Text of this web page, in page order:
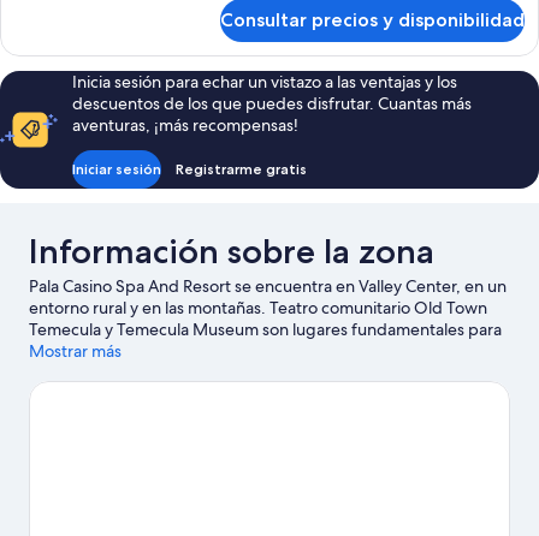
cama
de
matrimonio
grande
Grand,
cama
de
matrimonio
Consultar precios y disponibilidad
Inicia sesión para echar un vistazo a las ventajas y los
descuentos de los que puedes disfrutar. Cuantas más
aventuras, ¡más recompensas!
Iniciar sesión Registrarme gratis
Información sobre la zona
Pala Casino Spa And Resort se encuentra en Valley Center, en un
entorno rural y en las montañas. Teatro comunitario Old Town
Temecula y Temecula Museum son lugares fundamentales para
los aficionados a la cultura en esta región, donde también
a Dream y Grand Tradition Estate and Gardens también
Mostrar más